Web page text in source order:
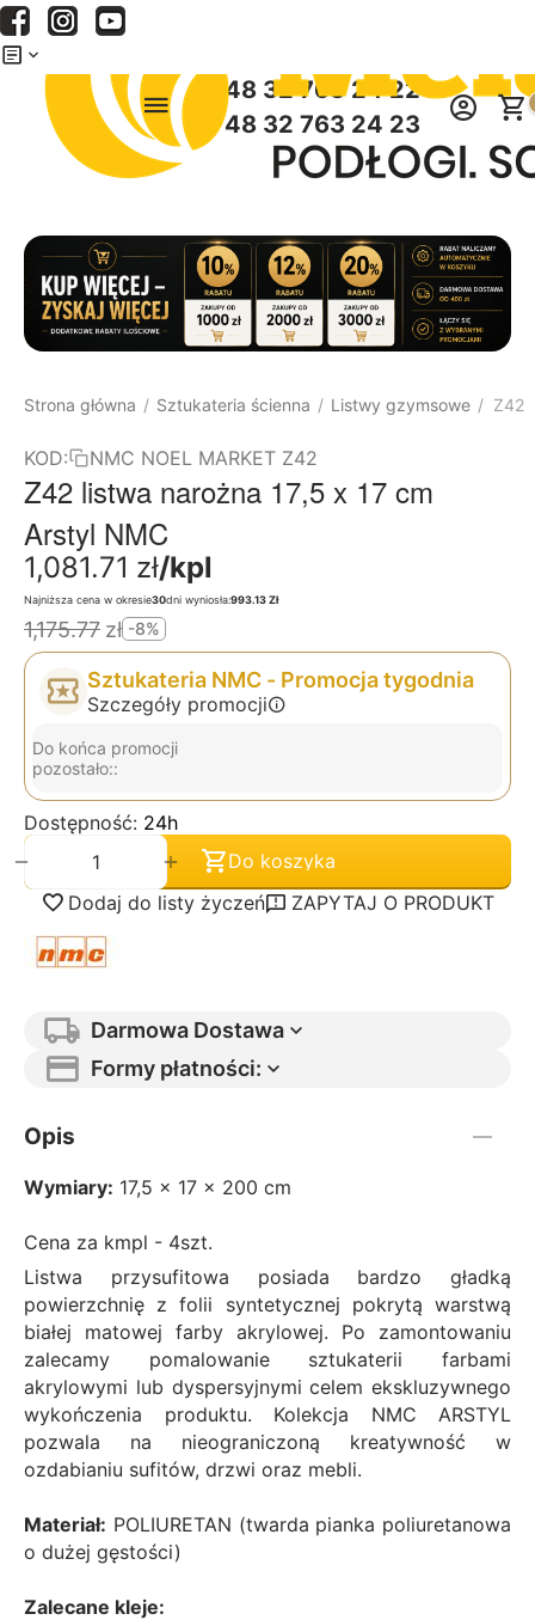
+48 32 763 24 22
+48 32 763 24 23
Strona główna / Sztukateria ścienna / Listwy gzymsowe / Z42
KOD: NMC NOEL MARKET Z42
Z42 listwa narożna 17,5 x 17 cm
Arstyl NMC
1,081.71 zł/kpl
Najniższa cena w okresie30dni wyniosła:993.13 Zł
1,175.77 zł -8%
Sztukateria NMC - Promocja tygodnia
Szczegóły promocji
Do końca promocji
pozostało::
Dostępność: 24h
+
−
Do koszyka
Dodaj do listy życzeń
ZAPYTAJ O PRODUKT
Darmowa Dostawa
Formy płatności:
Opis
Wymiary: 17,5 x 17 x 200 cm
Cena za kmpl - 4szt.
Listwa przysufitowa posiada bardzo gładką
powierzchnię z folii syntetycznej pokrytą warstwą
białej matowej farby akrylowej. Po zamontowaniu
zalecamy pomalowanie sztukaterii farbami
akrylowymi lub dyspersyjnymi celem ekskluzywnego
wykończenia produktu. Kolekcja NMC ARSTYL
pozwala na nieograniczoną kreatywność w
ozdabianiu sufitów, drzwi oraz mebli.
Materiał: POLIURETAN (twarda pianka poliuretanowa
o dużej gęstości)
Zalecane kleje: